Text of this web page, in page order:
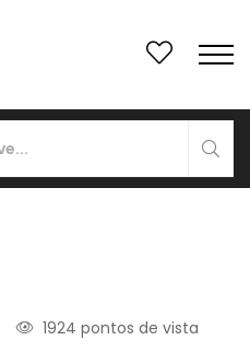
1924 pontos de vista